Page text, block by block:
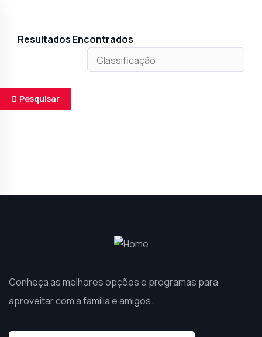
Pesquisar
Resultados Encontrados
Conheça as melhores opções e programas para
aproveitar com a família e amigos.